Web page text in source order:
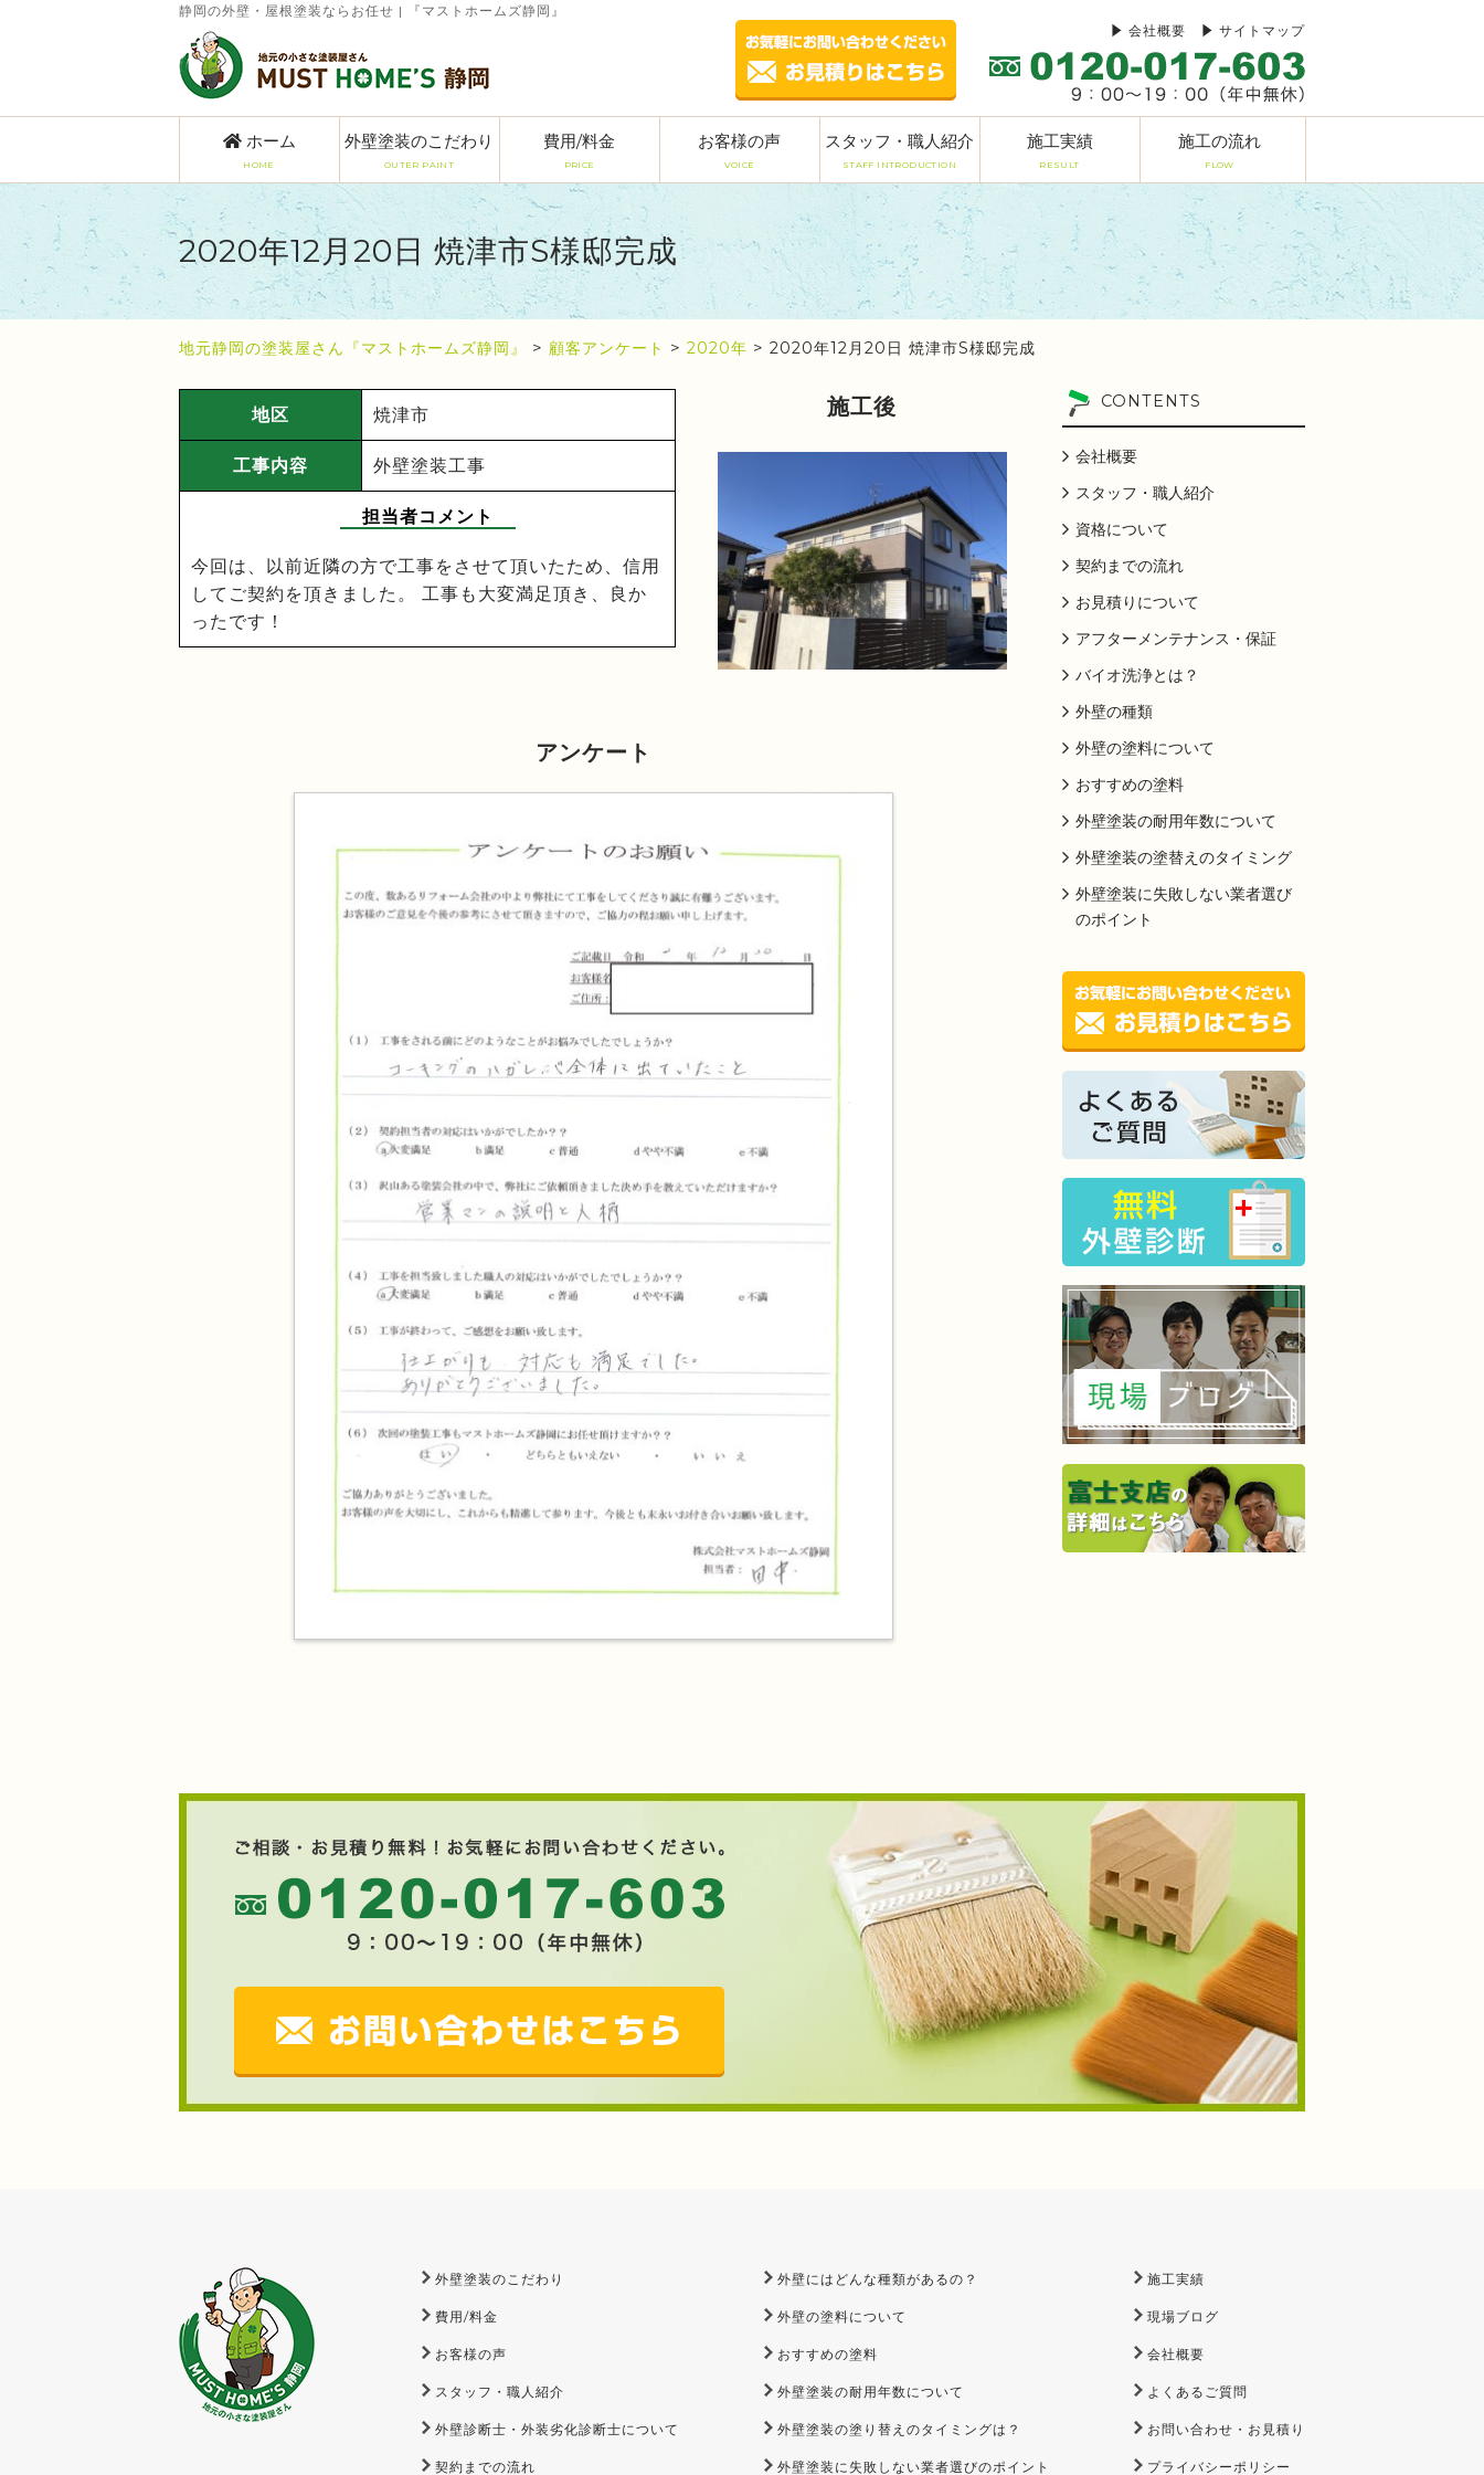
静岡の外壁・屋根塗装ならお任せ | 『マストホームズ静岡』
サイトマップ
会社概要
ホーム
HOME
外壁塗装のこだわり
OUTER PAINT
費用/料金
PRICE
お客様の声
VOICE
スタッフ・職人紹介
STAFF INTRODUCTION
施工実績
RESULT
施工の流れ
FLOW
2020年12月20日 焼津市S様邸完成
地元静岡の塗装屋さん『マストホームズ静岡』 > 顧客アンケート > 2020年 > 2020年12月20日 焼津市S様邸完成
地区 焼津市
工事内容 外壁塗装工事
担当者コメント
今回は、以前近隣の方で工事をさせて頂いたため、信用
してご契約を頂きました。 工事も大変満足頂き、良か
ったです！
施工後
アンケート
CONTENTS
会社概要
スタッフ・職人紹介
資格について
契約までの流れ
お見積りについて
アフターメンテナンス・保証
バイオ洗浄とは？
外壁の種類
外壁の塗料について
おすすめの塗料
外壁塗装の耐用年数について
外壁塗装の塗替えのタイミング
外壁塗装に失敗しない業者選び
のポイント
外壁塗装のこだわり
費用/料金
お客様の声
スタッフ・職人紹介
外壁診断士・外装劣化診断士について
契約までの流れ
外壁にはどんな種類があるの？
外壁の塗料について
おすすめの塗料
外壁塗装の耐用年数について
外壁塗装の塗り替えのタイミングは？
外壁塗装に失敗しない業者選びのポイント
施工実績
現場ブログ
会社概要
よくあるご質問
お問い合わせ・お見積り
プライバシーポリシー